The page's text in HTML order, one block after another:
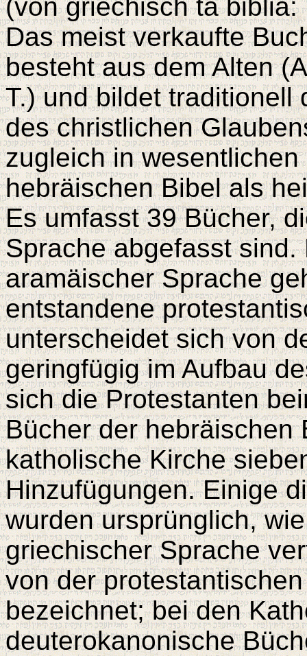
(von griechisch tà
Das meist verkaufte
besteht aus dem Alten
T.) und bildet traditionell
des christlichen
zugleich in
hebräischen Bibel als
Es umfasst 39 Bücher,
Sprache abgefasst
aramäischer Sprache
entstandene
unterscheidet sich von
geringfügig im Aufbau
sich die Protestanten
Bücher der hebräischen
katholische Kirche
Hinzufügungen. Einige
wurden ursprünglich,
griechischer Sprache
von der
bezeichnet; bei den
deuterokanonische